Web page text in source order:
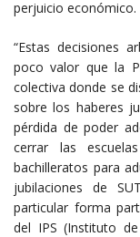
perjuicio económico.
“Estas decisiones
poco valor que la
colectiva donde se
sobre los haberes
pérdida de poder
cerrar las
bachilleratos para
jubilaciones de
particular forma
del IPS (Instituto